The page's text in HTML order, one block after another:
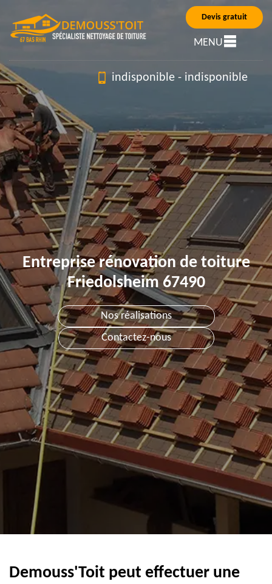
Devis gratuit
MENU
indisponible - indisponible
Entreprise rénovation de toiture
Friedolsheim 67490
Nos réalisations
Contactez-nous
Demouss'Toit peut effectuer une